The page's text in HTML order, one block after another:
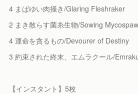
4 まばゆい肉掻き/Glaring Fleshraker
2 まき散らす菌糸生物/Sowing
4 運命を貪るもの/Devourer of Destiny
3 約束された終末、エムラクール/
【インスタント】5枚